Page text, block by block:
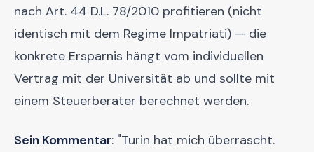
nach Art. 44 D.L. 78/2010 profitieren (nicht
identisch mit dem Regime Impatriati) — die
konkrete Ersparnis hängt vom individuellen
Vertrag mit der Universität ab und sollte mit
einem Steuerberater berechnet werden.
Sein Kommentar: "Turin hat mich überrascht.